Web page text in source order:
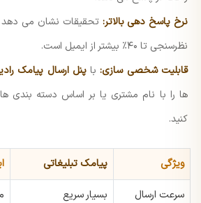
نرخ پاسخ دهی بالاتر: تحقیقات نشان می دهد
نظرسنجی تا ۴۰٪ بیشتر از ایمیل است.
قابلیت شخصی سازی:باپنل ارسال پیامک
ها را با نام مشتری یا بر اساس دسته
کنید.
ویژگی پیامک تبلیغاتی
سرعت ارسال بسیار سریع